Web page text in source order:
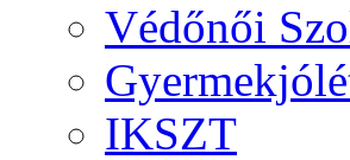
Védőnői
IKSZT